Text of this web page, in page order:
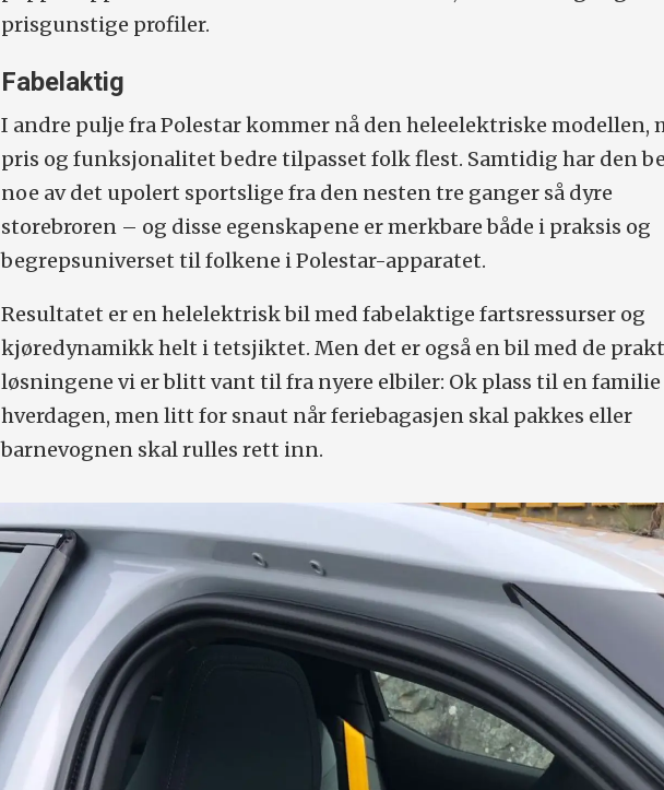
prisgunstige profiler.
Fabelaktig
I andre pulje fra Polestar kommer nå den heleelektriske modellen,
pris og funksjonalitet bedre tilpasset folk flest. Samtidig har den
noe av det upolert sportslige fra den nesten tre ganger så dyre
storebroren – og disse egenskapene er merkbare både i praksis og
begrepsuniverset til folkene i Polestar-apparatet.
Resultatet er en helelektrisk bil med fabelaktige fartsressurser og
kjøredynamikk helt i tetsjiktet. Men det er også en bil med de
løsningene vi er blitt vant til fra nyere elbiler: Ok plass til en
hverdagen, men litt for snaut når feriebagasjen skal pakkes eller
barnevognen skal rulles rett inn.